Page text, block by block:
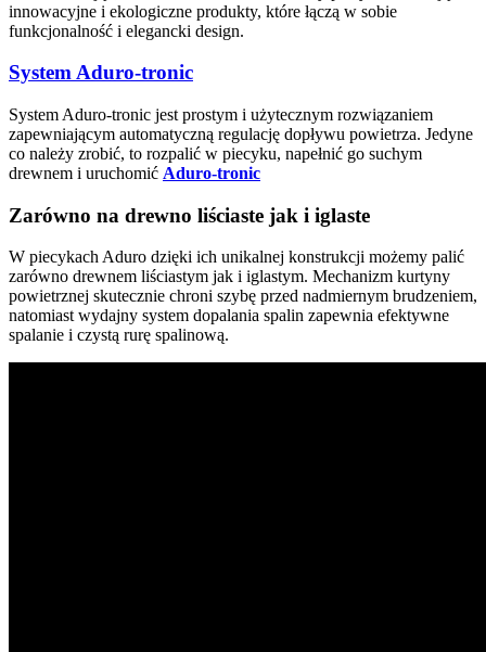
innowacyjne i ekologiczne produkty, które łączą w sobie
funkcjonalność i elegancki design.
SystemAduro-tronic
System Aduro-tronic jest prostym i użytecznym rozwiązaniem
zapewniającym automatyczną regulację dopływu powietrza. Jedyne
co należy zrobić, to rozpalić w piecyku, napełnić go suchym
drewnem i uruchomić Aduro-tronic
Zarówno na drewno liściaste jak i iglaste
W piecykach Aduro dzięki ich unikalnej konstrukcji możemy palić
zarówno drewnem liściastym jak i iglastym. Mechanizm kurtyny
powietrznej skutecznie chroni szybę przed nadmiernym brudzeniem,
natomiast wydajny system dopalania spalin zapewnia efektywne
spalanie i czystą rurę spalinową.